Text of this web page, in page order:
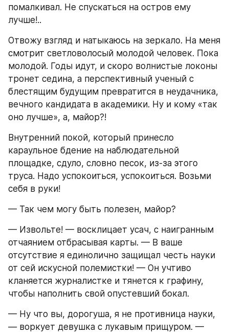
помалкивал. Не спускаться на остров ему
лучше!..
Отвожу взгляд и натыкаюсь на зеркало. На меня
смотрит светловолосый молодой человек. Пока
молодой. Годы идут, и скоро волнистые локоны
тронет седина, а перспективный ученый с
блестящим будущим превратится в неудачника,
вечного кандидата в академики. Ну и кому «так
оно лучше», а, майор?!
Внутренний покой, который принесло
караульное бдение на наблюдательной
площадке, сдуло, словно песок, из-за этого
труса. Надо успокоиться, успокоиться. Возьми
себя в руки!
— Так чем могу быть полезен, майор?
— Извольте! — восклицает усач, с наигранным
отчаянием отбрасывая карты. — В ваше
отсутствие я единолично защищал честь науки
от сей искусной полемистки! — Он учтиво
кланяется журналистке и тянется к графину,
чтобы наполнить свой опустевший бокал.
— Ну что вы, дорогуша, я не противница науки,
— воркует девушка с лукавым прищуром. —